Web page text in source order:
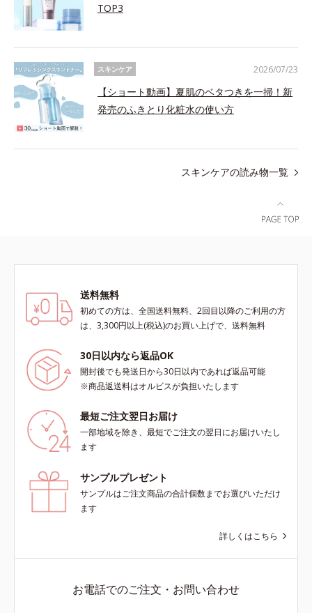
TOP3
スキンケア
【ショート動画】夏肌のベタつきを一掃！新
発売のふきとり化粧水の使い方
2026/07/23
スキンケアの読み物一覧
送料無料
初めての方は、全国送料無料、2回目以降のご利用の方
は、3,300円以上(税込)のお買い上げで、送料無料
30日以内なら返品OK
開封後でも発送日から30日以内であれば返品可能
※商品返送料はオルビスが負担いたします
最短ご注文翌日お届け
一部地域を除き、最短でご注文の翌日にお届けいたし
ます
サンプルプレゼント
サンプルはご注文商品の合計個数までお選びいただけ
ます
詳しくはこちら
お電話でのご注文・お問い合わせ